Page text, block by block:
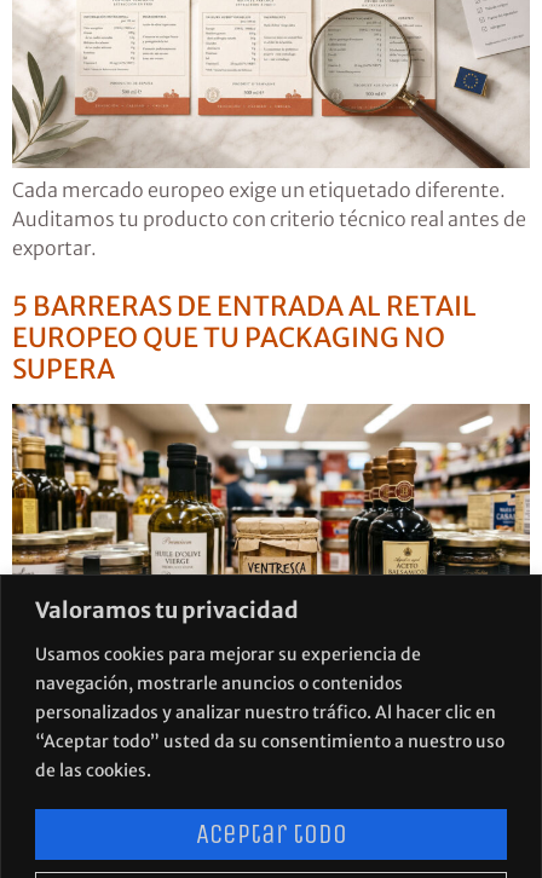
Valoramos tu privacidad
Usamos cookies para mejorar su experiencia de
navegación, mostrarle anuncios o contenidos
personalizados y analizar nuestro tráfico. Al hacer clic en
“Aceptar todo” usted da su consentimiento a nuestro uso
de las cookies.
Aceptar todo
Cada mercado europeo exige un etiquetado diferente.
Auditamos tu producto con criterio técnico real antes de
exportar.
5 BARRERAS DE ENTRADA AL RETAIL
EUROPEO QUE TU PACKAGING NO
SUPERA
Las 5 barreras más frecuentes que impiden entrar en
retail europeo. Etiquetado, diseño, formato, material y
marca.